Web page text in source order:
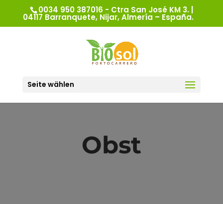
0034 950 387016 - Ctra San José KM 3. |
04117 Barranquete, Nijar, Almería – España.
Seite wählen
Obst